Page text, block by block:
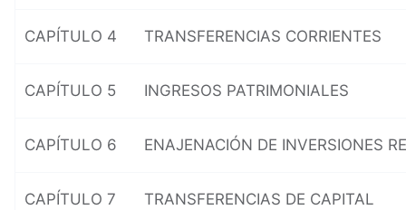
CAPÍTULO 4 TRANSFERENCIAS CORRIENTES
CAPÍTULO 5 INGRESOS PATRIMONIALES
CAPÍTULO 6 ENAJENACIÓN DE INVERSIONES
CAPÍTULO 7 TRANSFERENCIAS DE CAPITAL